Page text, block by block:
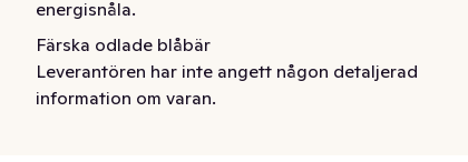
energisnåla.
Färska odlade blåbär
Leverantören har inte angett någon detaljerad
information om varan.